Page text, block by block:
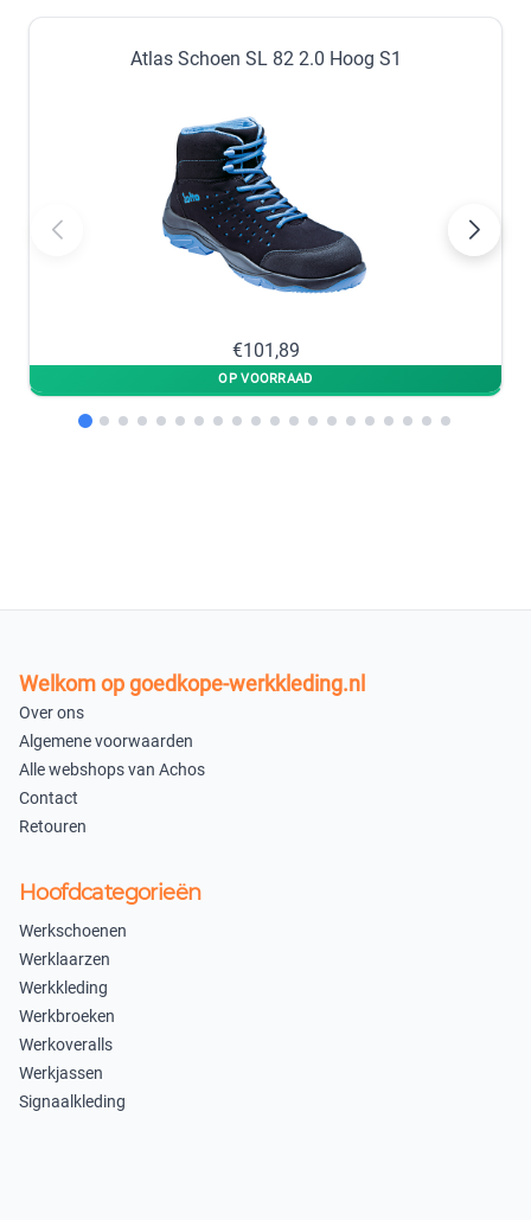
43
+
44
−
+
op voorraad
−
op voorraad
+ −
Atlas Schoen SL 82 2.0 Hoog S1
€101,89
Welkom op goedkope-werkkleding.nl
Over ons
Algemene voorwaarden
Alle webshops van Achos
Contact
Retouren
Hoofdcategorieën
Werkschoenen
Werklaarzen
Werkkleding
Werkbroeken
Werkoveralls
Werkjassen
Signaalkleding